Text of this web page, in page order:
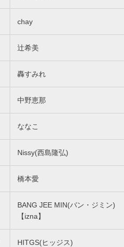
chay
辻希美
轟すみれ
中野恵那
ななこ
Nissy(西島隆弘)
橋本愛
BANG JEE MIN(バン・ジミン)
【izna】
HITGS(ヒッジス)